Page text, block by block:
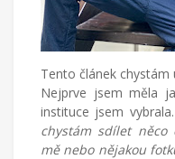
Američana
žijící
Turecku
píše
blog
životě
Tento článek
Nejprve jsem měla
instituce jsem
chystám sdílet něco
mě nebo nějakou